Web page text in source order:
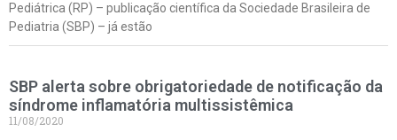
Pediátrica (RP) – publicação científica da Sociedade Brasileira de
Pediatria (SBP) – já estão
SBP alerta sobre obrigatoriedade de notificação da
síndrome inflamatória multissistêmica
11/08/2020